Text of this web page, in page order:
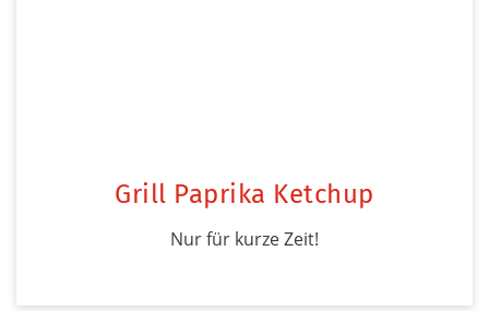
Grill Paprika Ketchup
Nur für kurze Zeit!